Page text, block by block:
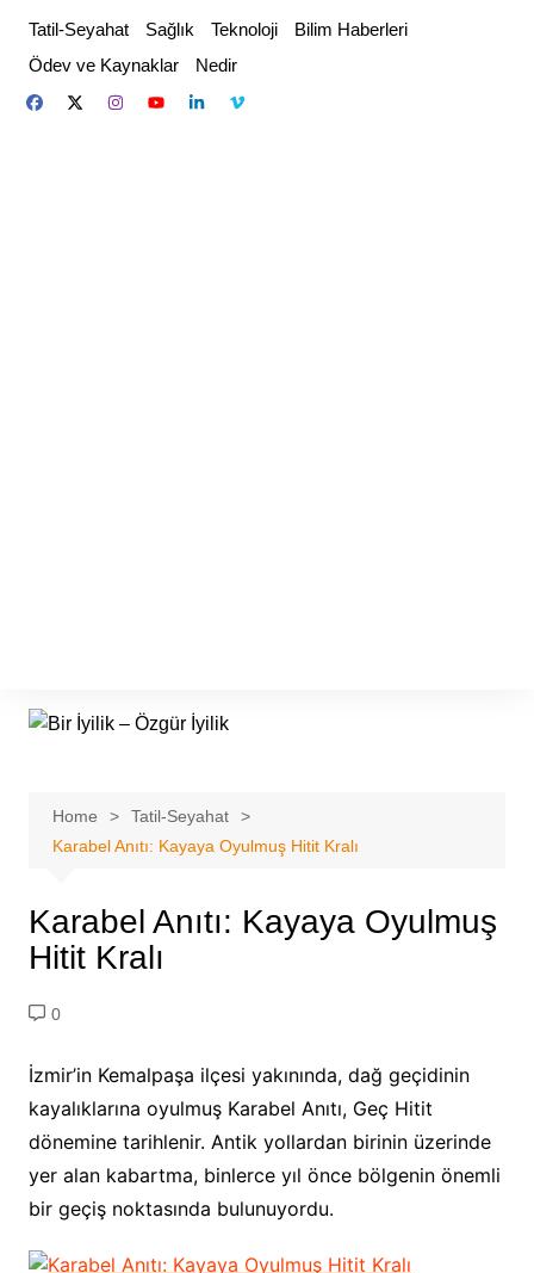
content
Tatil-Seyahat Sağlık Teknoloji
Bilim Haberleri
Ödev ve Kaynaklar
Nedir
Home
Tatil-Seyahat
Karabel Anıtı: Kayaya Oyulmuş Hitit Kralı
Karabel Anıtı: Kayaya Oyulmuş
Hitit Kralı
0
İzmir’in Kemalpaşa ilçesi yakınında, dağ geçidinin
kayalıklarına oyulmuş Karabel Anıtı, Geç Hitit
dönemine tarihlenir. Antik yollardan birinin üzerinde
yer alan kabartma, binlerce yıl önce bölgenin önemli
bir geçiş noktasında bulunuyordu.